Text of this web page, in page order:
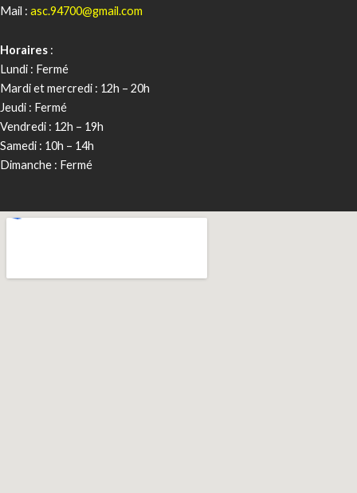
Mail : asc.94700@gmail.com
Horaires :
Lundi : Fermé
Mardi et mercredi : 12h – 20h
Jeudi : Fermé
Vendredi : 12h – 19h
Samedi : 10h – 14h
Dimanche : Fermé